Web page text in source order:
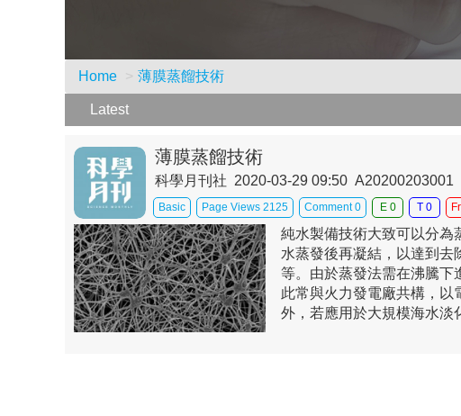
Home 薄膜蒸餾技術
Latest
薄膜蒸餾技術
科學月刊社 2020-03-29 09:50 A20200203001
Basic Page Views 2125 Comment 0 E 0 T 0
純水製備技術大致可以分為
水蒸發後再凝結，以達到去
等。由於蒸發法需在沸騰下
此常與火力發電廠共構，以
外，若應用於大規模海水淡